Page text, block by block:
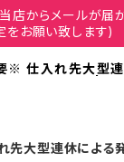
からメールが届
をお願い致します)
※ 仕入れ先大型連
大型連休による